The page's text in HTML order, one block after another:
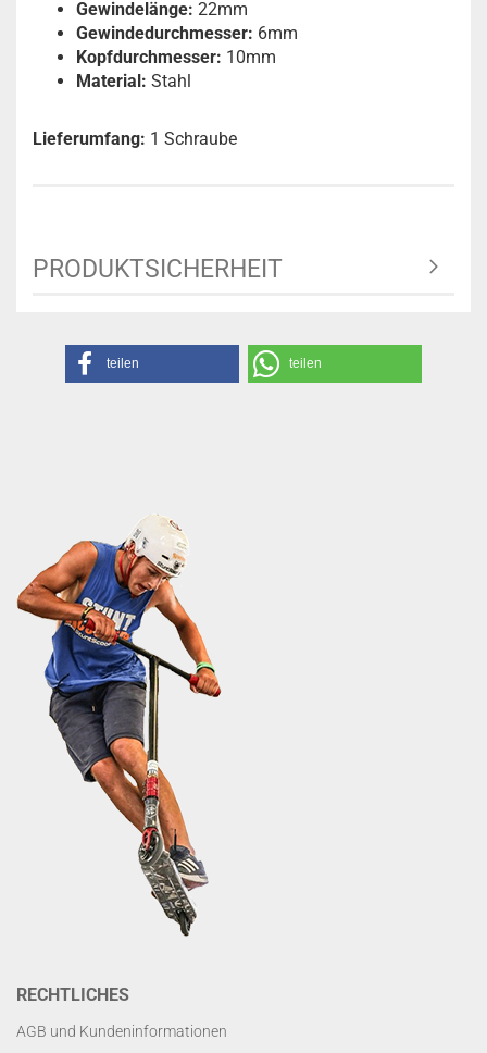
Gewindelänge: 22mm
Gewindedurchmesser: 6mm
Kopfdurchmesser: 10mm
Material: Stahl
Lieferumfang: 1 Schraube
PRODUKTSICHERHEIT
teilen teilen
RECHTLICHES
AGB und Kundeninformationen